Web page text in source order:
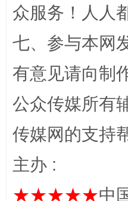
众服务！人人
七、参与本网
有意见请向制
公众传媒所有
传媒网的支持
主办 :
★★★★★中